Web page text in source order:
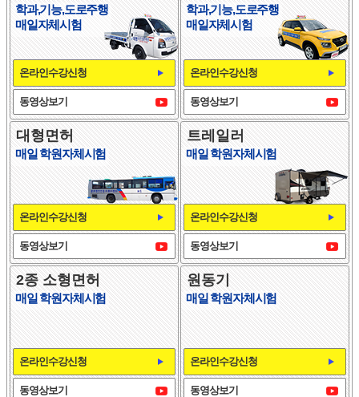
학과,기능,도로주행
매일자체시험
온라인수강신청
동영상보기
학과,기능,도로주행
매일자체시험
온라인수강신청
동영상보기
대형면허
매일 학원자체시험
온라인수강신청
동영상보기
트레일러
매일 학원자체시험
온라인수강신청
동영상보기
2종 소형면허
매일 학원자체시험
온라인수강신청
동영상보기
원동기
매일 학원자체시험
온라인수강신청
동영상보기